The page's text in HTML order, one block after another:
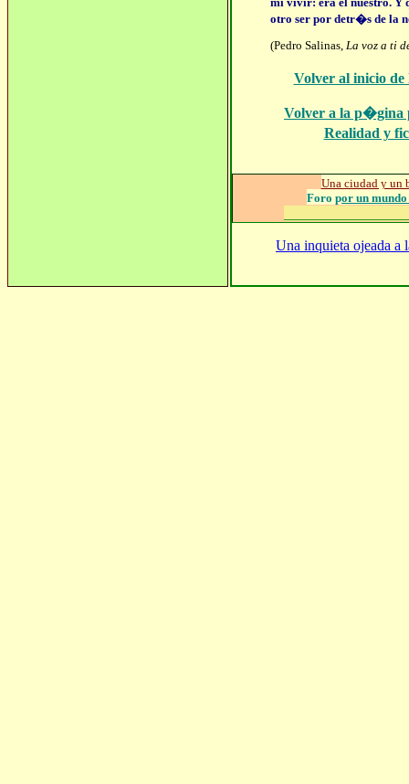
otro ser por detr�s de la
(Pedro Salinas, La voz a ti
Volver al inicio
Volver a la p�gina
Realidad y
Una ciudad y
Foro por un
Una inquieta ojeada a